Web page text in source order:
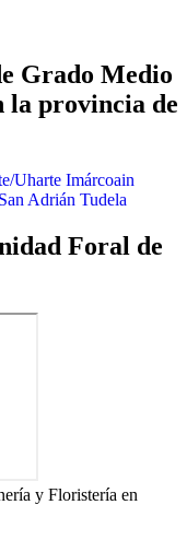
Grado Medio
provincia de
Uharte Imárcoain
San Adrián Tudela
Foral de
y Floristería en